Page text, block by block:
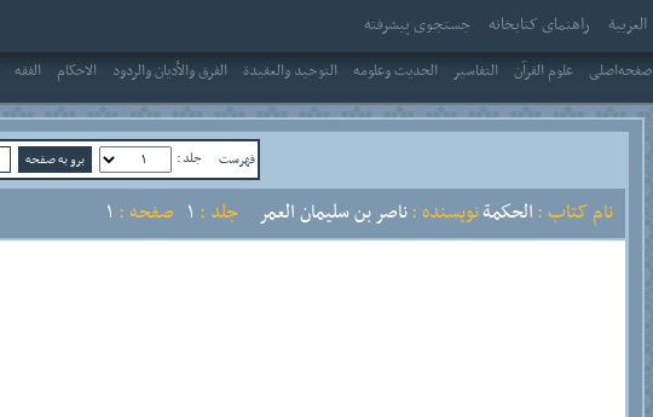
العربیة راهنمای کتابخانه
جستجوی پیشرفته
صفحه‌اصلی علوم القرآن التفاسير الحديث وعلومه التوحيد والعقيدة الفرق والأديان والردود الاحکام الفقه
فهرست جلد :
نام کتاب :الحكمةنویسنده :ناصر بن سليمان العمر جلد : صفحه :